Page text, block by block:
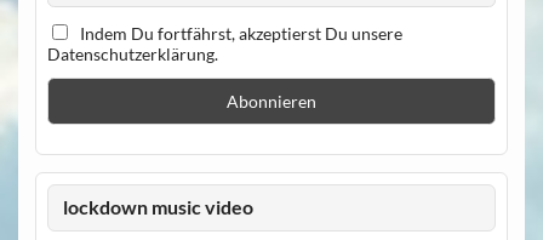
Indem Du fortfährst, akzeptierst Du unsere
Datenschutzerklärung.
lockdown music video